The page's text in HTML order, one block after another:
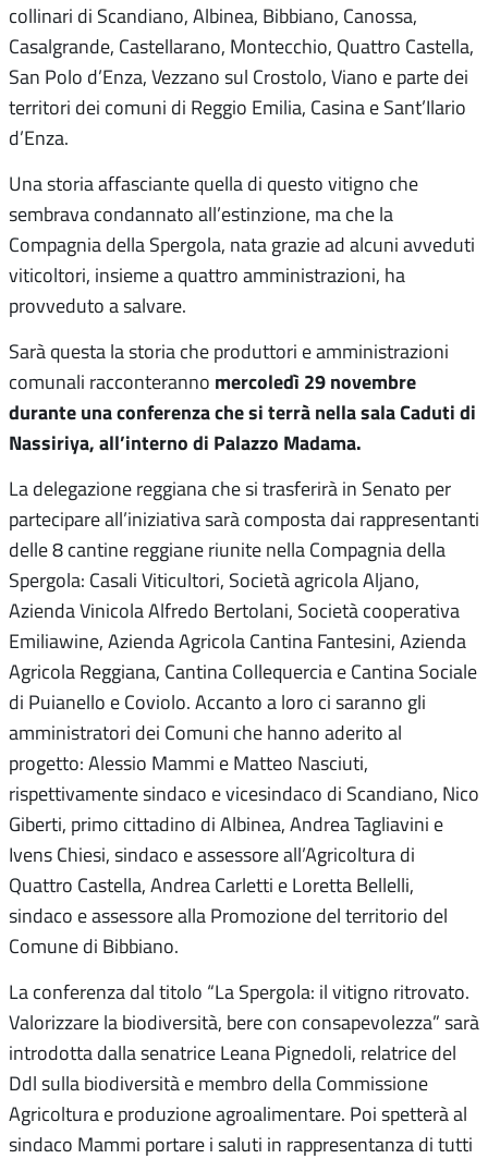
collinari di Scandiano, Albinea, Bibbiano, Canossa,
Casalgrande, Castellarano, Montecchio, Quattro Castella,
San Polo d’Enza, Vezzano sul Crostolo, Viano e parte dei
territori dei comuni di Reggio Emilia, Casina e Sant’Ilario
d’Enza.
Una storia affasciante quella di questo vitigno che
sembrava condannato all’estinzione, ma che la
Compagnia della Spergola, nata grazie ad alcuni avveduti
viticoltori, insieme a quattro amministrazioni, ha
provveduto a salvare.
Sarà questa la storia che produttori e amministrazioni
comunali racconteranno mercoledì 29 novembre
durante una conferenza che si terrà nella sala Caduti di
Nassiriya, all’interno di Palazzo Madama.
La delegazione reggiana che si trasferirà in Senato per
partecipare all’iniziativa sarà composta dai rappresentanti
delle 8 cantine reggiane riunite nella Compagnia della
Spergola: Casali Viticultori, Società agricola Aljano,
Azienda Vinicola Alfredo Bertolani, Società cooperativa
Emiliawine, Azienda Agricola Cantina Fantesini, Azienda
Agricola Reggiana, Cantina Collequercia e Cantina Sociale
di Puianello e Coviolo. Accanto a loro ci saranno gli
amministratori dei Comuni che hanno aderito al
progetto: Alessio Mammi e Matteo Nasciuti,
rispettivamente sindaco e vicesindaco di Scandiano, Nico
Giberti, primo cittadino di Albinea, Andrea Tagliavini e
Ivens Chiesi, sindaco e assessore all’Agricoltura di
Quattro Castella, Andrea Carletti e Loretta Bellelli,
sindaco e assessore alla Promozione del territorio del
Comune di Bibbiano.
La conferenza dal titolo “La Spergola: il vitigno ritrovato.
Valorizzare la biodiversità, bere con consapevolezza” sarà
introdotta dalla senatrice Leana Pignedoli, relatrice del
Ddl sulla biodiversità e membro della Commissione
Agricoltura e produzione agroalimentare. Poi spetterà al
sindaco Mammi portare i saluti in rappresentanza di tutti